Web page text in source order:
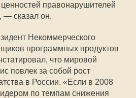
правонарушителей
— сказал он.
Некоммерческого
программных продуктов
что мировой
повлек за собой рост
в России. «Если в 2008
по темпам снижения